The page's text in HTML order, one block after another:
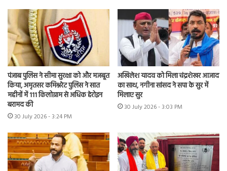
पंजाब पुलिस ने सीमा सुरक्षा को और मजबूत
किया, अमृतसर कमिश्नरेट पुलिस ने सात
महीनों में 111 किलोग्राम से अधिक हेरोइन
बरामद की
30 July 2026 - 3:24 PM
अखिलेश यादव को मिला चंद्रशेखर आजाद
का साथ, नगीना सांसद ने सपा के सुर में
मिलाए सुर
30 July 2026 - 3:03 PM